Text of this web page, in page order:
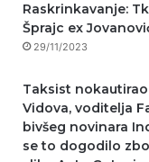
Raskrinkavanje:
Šprajc ex
29/11/2023
Taksist
Vidova, voditelja
bivšeg novinara
se to dogodilo